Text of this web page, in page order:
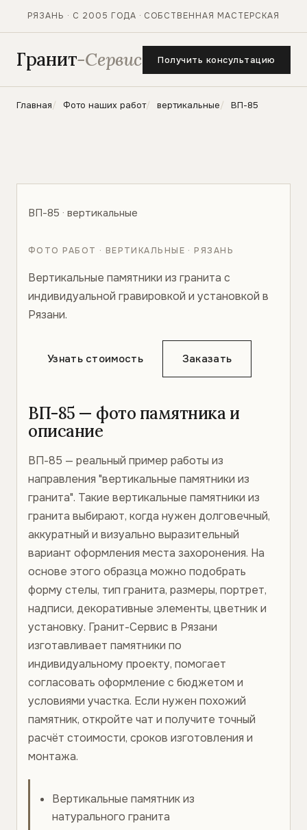
РЯЗАНЬ · С 2005 ГОДА · СОБСТВЕННАЯ МАСТЕРСКАЯ
Гранит-Сервис Получить консультацию
Главная Фото наших работ вертикальные ВП-85
ВП-85 · вертикальные
ФОТО РАБОТ · ВЕРТИКАЛЬНЫЕ · РЯЗАНЬ
Вертикальные памятники из гранита с
индивидуальной гравировкой и установкой в
Рязани.
Узнать стоимость Заказать
ВП-85 — фото памятника и
описание
ВП-85 — реальный пример работы из
направления "вертикальные памятники из
гранита". Такие вертикальные памятники из
гранита выбирают, когда нужен долговечный,
аккуратный и визуально выразительный
вариант оформления места захоронения. На
основе этого образца можно подобрать
форму стелы, тип гранита, размеры, портрет,
надписи, декоративные элементы, цветник и
установку. Гранит-Сервис в Рязани
изготавливает памятники по
индивидуальному проекту, помогает
согласовать оформление с бюджетом и
условиями участка. Если нужен похожий
памятник, откройте чат и получите точный
расчёт стоимости, сроков изготовления и
монтажа.
Вертикальные памятник из
натурального гранита